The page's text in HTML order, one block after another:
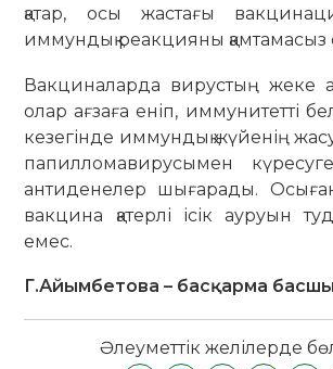
қатар, осы жастағы
иммундық реакцияны қамтамасыз
Вакциналарда вирустың жеке
олар ағзаға еніп, иммунитетті
кезегінде иммундық жүйенің
папилломавирусымен
антиденелер шығарады.
вакцина қатерлі ісік ауруын
емес.
Г.Айымбетова – басқарма
Әлеуметтік желілерде